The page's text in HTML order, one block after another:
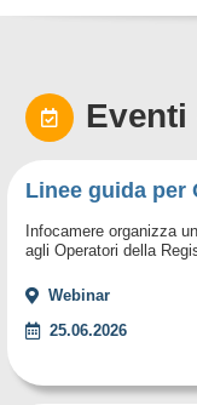
Linee guida per
Infocamere organizza
agli Operatori della
Webinar
25.06.2026